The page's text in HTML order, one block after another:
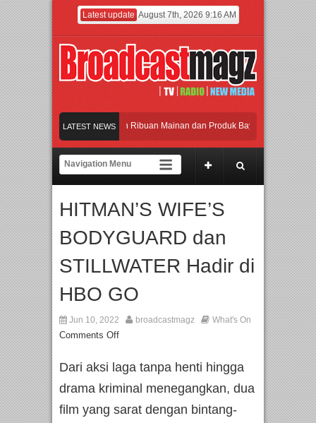
Latest update August 7th, 2026 9:16 AM
LATEST NEWS
Jakarta dengan Ribuan Mainan dan Produk Bayi dari Seluruh Dunia,
Gerbang Inovasi dan Peluang Bisnis Industri Gifts dan Housewares Asia
Perpaduan Warisan Dan Semangat Lokal, BIRKENSTOCK INDONESIA
Jakarta dengan Ribuan Mainan dan Produk Bayi dari Seluruh Dunia,
HITMAN’S WIFE’S
BODYGUARD dan
STILLWATER Hadir di
HBO GO
Jun 10, 2022 broadcastmagz What's On
Comments Off
Dari aksi laga tanpa henti hingga
drama kriminal menegangkan, dua
film yang sarat dengan bintang-